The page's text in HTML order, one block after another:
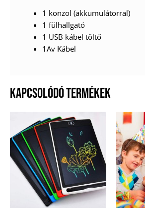
1 konzol (akkumulátorral)
1 fülhallgató
1 USB kábel töltő
1Av Kábel
KAPCSOLÓDÓ TERMÉKEK